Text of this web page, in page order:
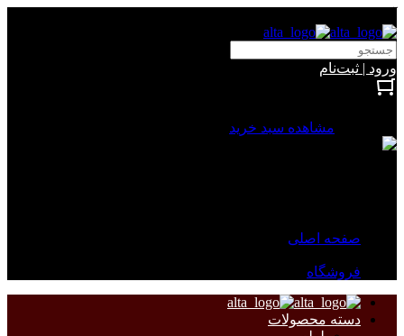
ورود | ثبت‌نام
مشاهده سبد خرید
صفحه اصلی
فروشگاه
دسته محصولات